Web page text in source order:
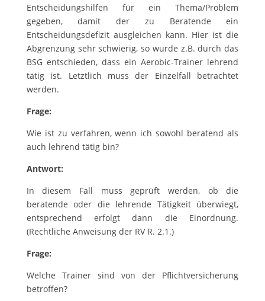
Entscheidungshilfen für ein Thema/Problem
gegeben, damit der zu Beratende ein
Entscheidungsdefizit ausgleichen kann. Hier ist die
Abgrenzung sehr schwierig, so wurde z.B. durch das
BSG entschieden, dass ein Aerobic-Trainer lehrend
tätig ist. Letztlich muss der Einzelfall betrachtet
werden.
Frage:
Wie ist zu verfahren, wenn ich sowohl beratend als
auch lehrend tätig bin?
Antwort:
In diesem Fall muss geprüft werden, ob die
beratende oder die lehrende Tätigkeit überwiegt,
entsprechend erfolgt dann die Einordnung.
(Rechtliche Anweisung der RV R. 2.1.)
Frage:
Welche Trainer sind von der Pflichtversicherung
betroffen?